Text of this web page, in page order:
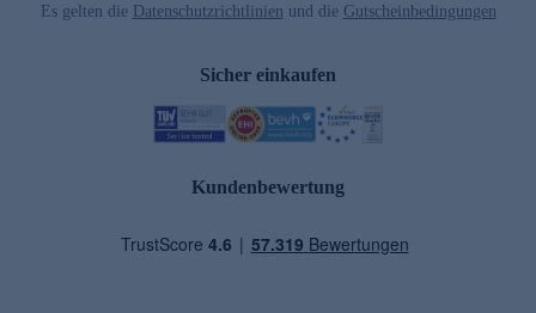
Es gelten die Datenschutzrichtlinien und die Gutscheinbedingungen
Sicher einkaufen
Kundenbewertung